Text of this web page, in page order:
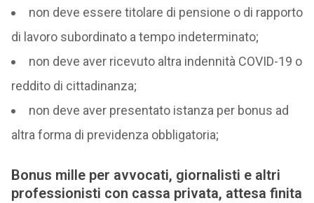
non deve essere titolare di pensione o di rapporto
di lavoro subordinato a tempo indeterminato;
non deve aver ricevuto altra indennità COVID-19 o
reddito di cittadinanza;
non deve aver presentato istanza per bonus ad
altra forma di previdenza obbligatoria;
Bonus mille per avvocati, giornalisti e altri
professionisti con cassa privata, attesa finita